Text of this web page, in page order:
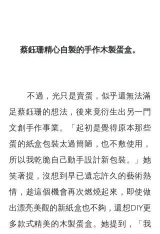
蔡鈺珊精心自製的手作木製蛋盒。
        不過，光只是賣蛋，似乎還無法滿
足蔡鈺珊的想法，後來竟衍生出另一門
文創手作事業。「起初是覺得原本那些
蛋的紙盒包裝太過簡陋，也不敷使用，
所以我乾脆自己動手設計新包裝。」她
笑著提，沒想到早已遺忘許久的藝術熱
情，趁這個機會再次燃燒起來，即使做
出漂亮美觀的新紙盒也不夠，還想DIY更
多款式精美的木製蛋盒。她提到，「我